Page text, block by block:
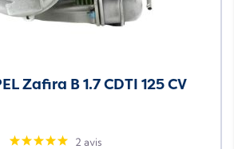
Zafira B 1.7 CDTI 125 CV
2 avis